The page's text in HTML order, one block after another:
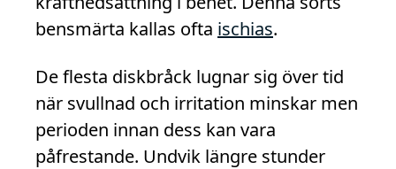
bensmärta kallas ofta ischias.
De flesta diskbråck lugnar sig över tid
när svullnad och irritation minskar men
perioden innan dess kan vara
påfrestande. Undvik längre stunder